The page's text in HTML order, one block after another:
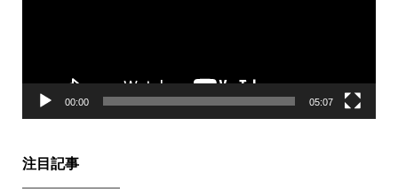
00:00 05:07
注目記事